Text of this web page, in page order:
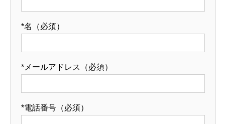
*名（必須）
*メールアドレス（必須）
*電話番号（必須）